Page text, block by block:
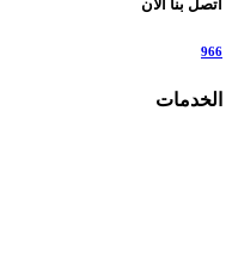
اتصل بنا الان
966
الخدمات